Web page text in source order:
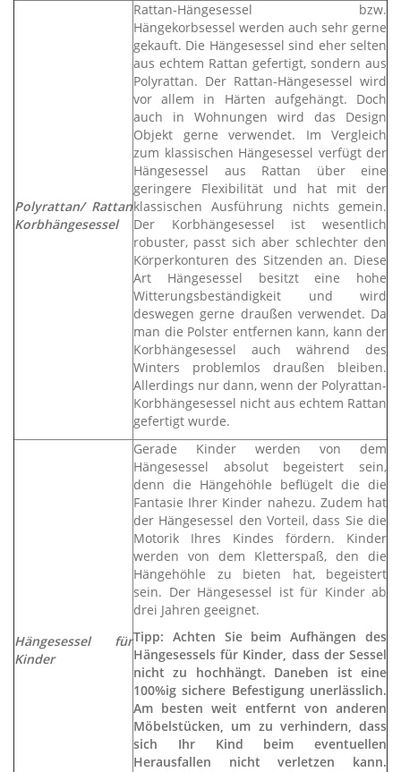
Polyrattan/ Rattan
Korbhängesessel
Rattan-Hängesessel bzw.
Hängekorbsessel werden auch sehr gerne
gekauft. Die Hängesessel sind eher selten
aus echtem Rattan gefertigt, sondern aus
Polyrattan. Der Rattan-Hängesessel wird
vor allem in Härten aufgehängt. Doch
auch in Wohnungen wird das Design
Objekt gerne verwendet. Im Vergleich
zum klassischen Hängesessel verfügt der
Hängesessel aus Rattan über eine
geringere Flexibilität und hat mit der
klassischen Ausführung nichts gemein.
Der Korbhängesessel ist wesentlich
robuster, passt sich aber schlechter den
Körperkonturen des Sitzenden an. Diese
Art Hängesessel besitzt eine hohe
Witterungsbeständigkeit und wird
deswegen gerne draußen verwendet. Da
man die Polster entfernen kann, kann der
Korbhängesessel auch während des
Winters problemlos draußen bleiben.
Allerdings nur dann, wenn der Polyrattan-
Korbhängesessel nicht aus echtem Rattan
gefertigt wurde.
Hängesessel für
Kinder
Gerade Kinder werden von dem
Hängesessel absolut begeistert sein,
denn die Hängehöhle beflügelt die die
Fantasie Ihrer Kinder nahezu. Zudem hat
der Hängesessel den Vorteil, dass Sie die
Motorik Ihres Kindes fördern. Kinder
werden von dem Kletterspaß, den die
Hängehöhle zu bieten hat, begeistert
sein. Der Hängesessel ist für Kinder ab
drei Jahren geeignet.
Tipp: Achten Sie beim Aufhängen des
Hängesessels für Kinder, dass der Sessel
nicht zu hochhängt. Daneben ist eine
100%ig sichere Befestigung unerlässlich.
Am besten weit entfernt von anderen
Möbelstücken, um zu verhindern, dass
sich Ihr Kind beim eventuellen
Herausfallen nicht verletzen kann.